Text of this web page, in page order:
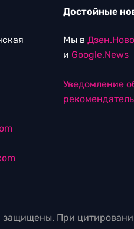
Достойные
Мы в
и Google.News
Уведомление
При